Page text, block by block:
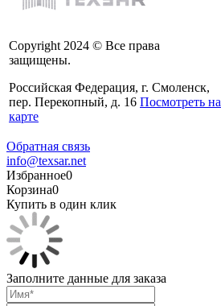
Copyright 2024 © Все права
защищены.
Российская Федерация, г. Смоленск,
пер. Перекопный, д. 16 Посмотреть на
карте
Обратная связь
info@texsar.net
Избранное0
Корзина0
Купить в один клик
Заполните данные для заказа